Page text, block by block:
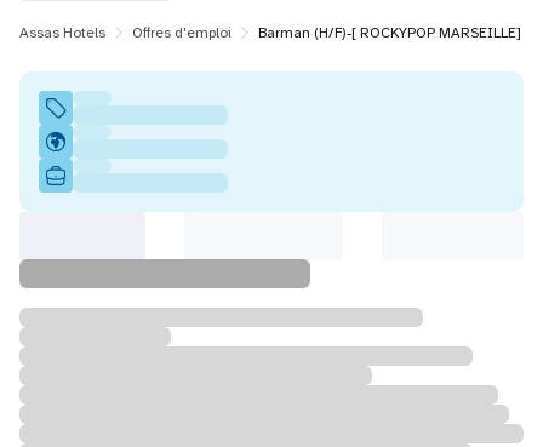
Assas Hotels Offres d'emploi Barman (H/F)-[ ROCKYPOP MARSEILLE]